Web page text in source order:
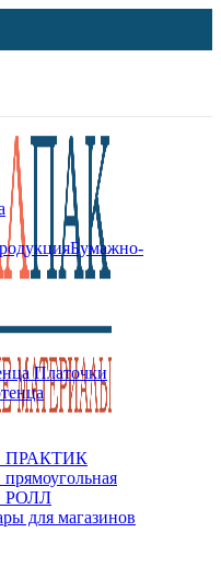
Бумажно-
Платочки
ПРАКТИК
РОЛЛ
для магазинов